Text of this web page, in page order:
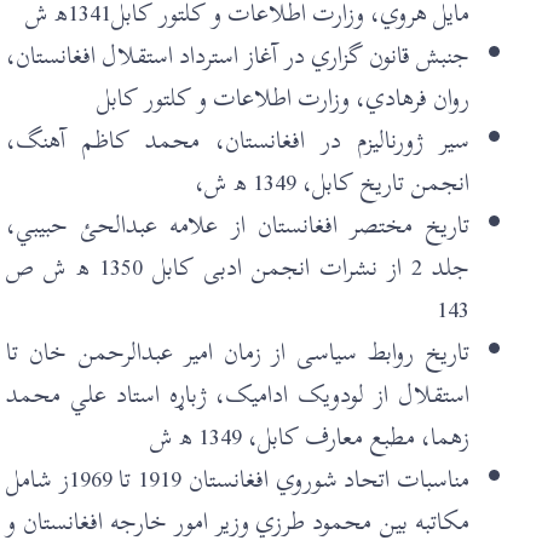
مايل هروي، وزارت اطلاعات و کلتور کابل1341ھ ش
جنبش قانون گزاري در آغاز استرداد استقلال افغانستان،
روان فرهادي، وزارت اطلاعات و کلتور کابل
سير ژورناليزم در افغانستان، محمد کاظم آهنگ،
انجمن تاریخ کابل، 1349 ھ ش،
تاريخ مختصر افغانستان از علامه عبدالحئ حبيبي،
جلد 2 از نشرات انجمن ادبی کابل 1350 ھ ش ص
143
تاريخ روابط سياسی از زمان امير عبدالرحمن خان تا
استقلال از لودويک اداميک، ژباړه استاد علي محمد
زهما، مطبع معارف کابل، 1349 ھ ش
مناسبات اتحاد شوروي افغانستان 1919 تا 1969ز شامل
مکاتبه بين محمود طرزي وزير امور خارجه افغانستان و